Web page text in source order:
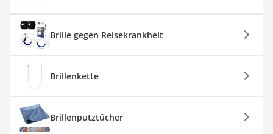
Brille gegen Reisekrankheit
Brillenkette
Brillenputztücher